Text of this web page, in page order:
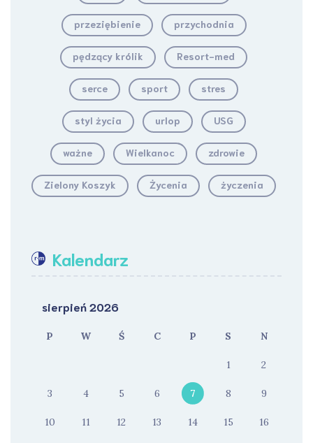
przeziębienie przychodnia
pędzący królik Resort-med
serce sport stres
styl życia urlop USG
ważne Wielkanoc zdrowie
Zielony Koszyk Życenia życzenia
Kalendarz
sierpień 2026
P W Ś C P S N
1 2
3 4 5 6 7 8 9
10 11 12 13 14 15 16